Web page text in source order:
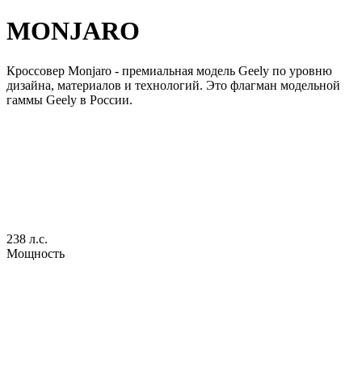
MONJARO
Кроссовер Monjaro - премиальная модель Geely по уровню
дизайна, материалов и технологий. Это флагман модельной
гаммы Geely в России.
238 л.с.
Мощность